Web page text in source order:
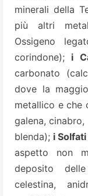
minerali della
più altri
Ossigeno
corindone); i
carbonato
dove la
metallico e che
galena, cinabro,
blenda); i
aspetto non
deposito
celestina,